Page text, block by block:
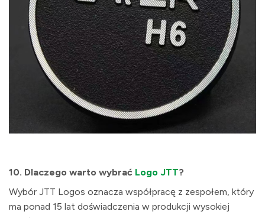
10. Dlaczego warto wybrać Logo JTT?
Wybór JTT Logos oznacza współpracę z zespołem, który
ma ponad 15 lat doświadczenia w produkcji wysokiej